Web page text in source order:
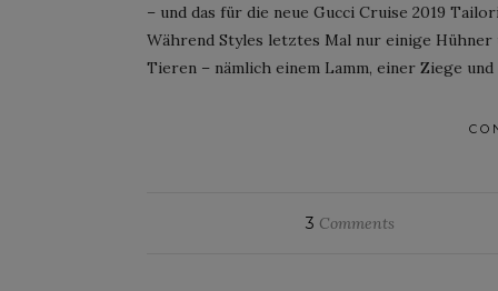
– und das für die neue Gucci Cruise 2019
Während Styles letztes Mal nur einige
Tieren – nämlich einem Lamm, einer Ziege
3 Comments